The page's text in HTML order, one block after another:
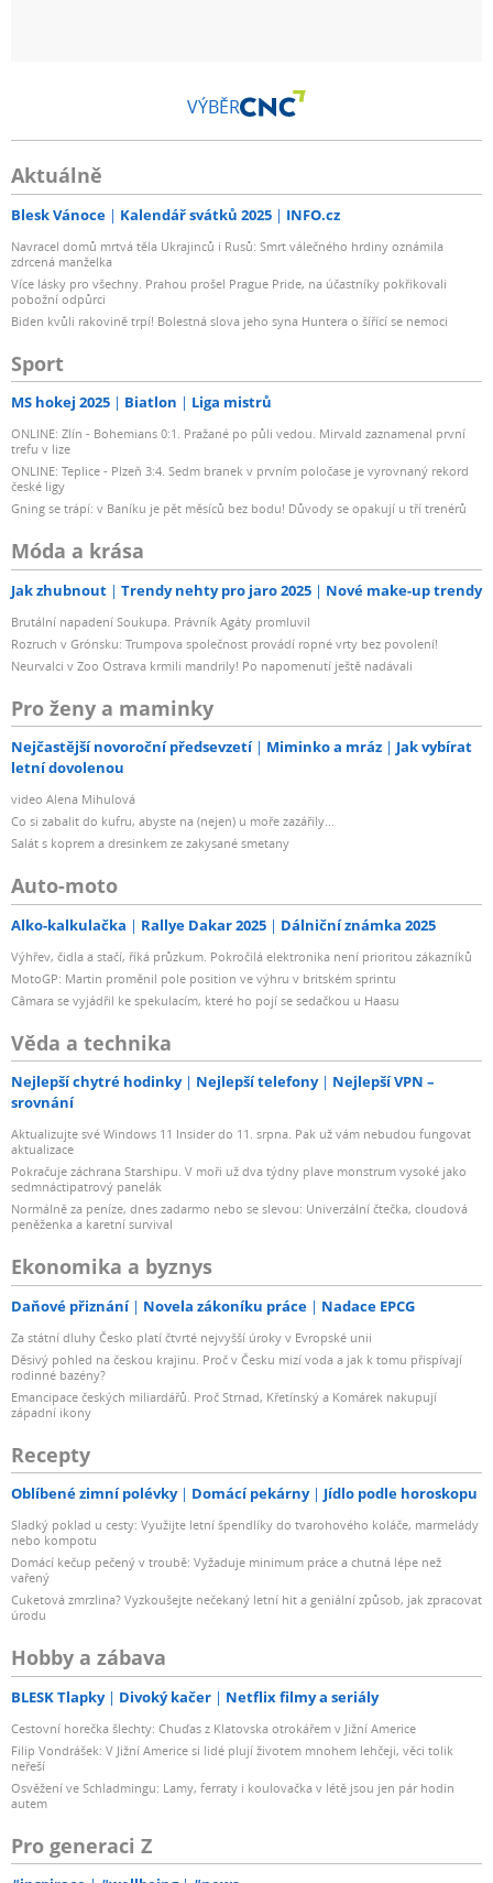
VÝBĚR
Aktuálně
Blesk Vánoce Kalendář svátků 2025 INFO.cz
Navracel domů mrtvá těla Ukrajinců i Rusů: Smrt válečného hrdiny oznámila
zdrcená manželka
Více lásky pro všechny. Prahou prošel Prague Pride, na účastníky pokřikovali
pobožní odpůrci
Biden kvůli rakovině trpí! Bolestná slova jeho syna Huntera o šířící se nemoci
Sport
MS hokej 2025 Biatlon Liga mistrů
ONLINE: Zlín - Bohemians 0:1. Pražané po půli vedou. Mirvald zaznamenal první
trefu v lize
ONLINE: Teplice - Plzeň 3:4. Sedm branek v prvním poločase je vyrovnaný rekord
české ligy
Gning se trápí: v Baníku je pět měsíců bez bodu! Důvody se opakují u tří trenérů
Móda a krása
Jak zhubnout Trendy nehty pro jaro 2025 Nové make-up trendy
Brutální napadení Soukupa. Právník Agáty promluvil
Rozruch v Grónsku: Trumpova společnost provádí ropné vrty bez povolení!
Neurvalci v Zoo Ostrava krmili mandrily! Po napomenutí ještě nadávali
Pro ženy a maminky
Nejčastější novoroční předsevzetí Miminko a mráz
Jak vybírat
letní dovolenou
video Alena Mihulová
Co si zabalit do kufru, abyste na (nejen) u moře zazářily...
Salát s koprem a dresinkem ze zakysané smetany
Auto-moto
Alko-kalkulačka Rallye Dakar 2025 Dálniční známka 2025
Výhřev, čidla a stačí, říká průzkum. Pokročilá elektronika není prioritou zákazníků
MotoGP: Martin proměnil pole position ve výhru v britském sprintu
Câmara se vyjádřil ke spekulacím, které ho pojí se sedačkou u Haasu
Věda a technika
Nejlepší chytré hodinky Nejlepší telefony
Nejlepší VPN –
srovnání
Aktualizujte své Windows 11 Insider do 11. srpna. Pak už vám nebudou fungovat
aktualizace
Pokračuje záchrana Starshipu. V moři už dva týdny plave monstrum vysoké jako
sedmnáctipatrový panelák
Normálně za peníze, dnes zadarmo nebo se slevou: Univerzální čtečka, cloudová
peněženka a karetní survival
Ekonomika a byznys
Daňové přiznání Novela zákoníku práce Nadace EPCG
Za státní dluhy Česko platí čtvrté nejvyšší úroky v Evropské unii
Děsivý pohled na českou krajinu. Proč v Česku mizí voda a jak k tomu přispívají
rodinné bazény?
Emancipace českých miliardářů. Proč Strnad, Křetínský a Komárek nakupují
západní ikony
Recepty
Oblíbené zimní polévky Domácí pekárny Jídlo podle horoskopu
Sladký poklad u cesty: Využijte letní špendlíky do tvarohového koláče, marmelády
nebo kompotu
Domácí kečup pečený v troubě: Vyžaduje minimum práce a chutná lépe než
vařený
Cuketová zmrzlina? Vyzkoušejte nečekaný letní hit a geniální způsob, jak zpracovat
úrodu
Hobby a zábava
BLESK Tlapky Divoký kačer Netflix filmy a seriály
Cestovní horečka šlechty: Chuďas z Klatovska otrokářem v Jižní Americe
Filip Vondrášek: V Jižní Americe si lidé plují životem mnohem lehčeji, věci tolik
neřeší
Osvěžení ve Schladmingu: Lamy, ferraty i koulovačka v létě jsou jen pár hodin
autem
Pro generaci Z